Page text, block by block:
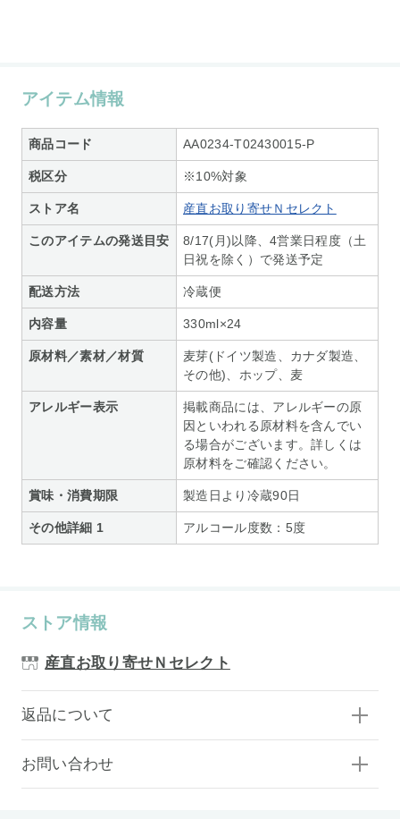
アイテム情報
商品コード AA0234-T02430015-P
税区分 ※10%対象
ストア名 産直お取り寄せＮセレクト
このアイテムの発送目安
8/17(月)以降、4営業日程度（土
日祝を除く）で発送予定
配送方法 冷蔵便
内容量 330ml×24
原材料／素材／材質
麦芽(ドイツ製造、カナダ製造、
その他)、ホップ、麦
アレルギー表示
掲載商品には、アレルギーの原
因といわれる原材料を含んでい
る場合がございます。詳しくは
原材料をご確認ください。
賞味・消費期限 製造日より冷蔵90日
その他詳細 1 アルコール度数：5度
ストア情報
産直お取り寄せＮセレクト
返品について
お問い合わせ